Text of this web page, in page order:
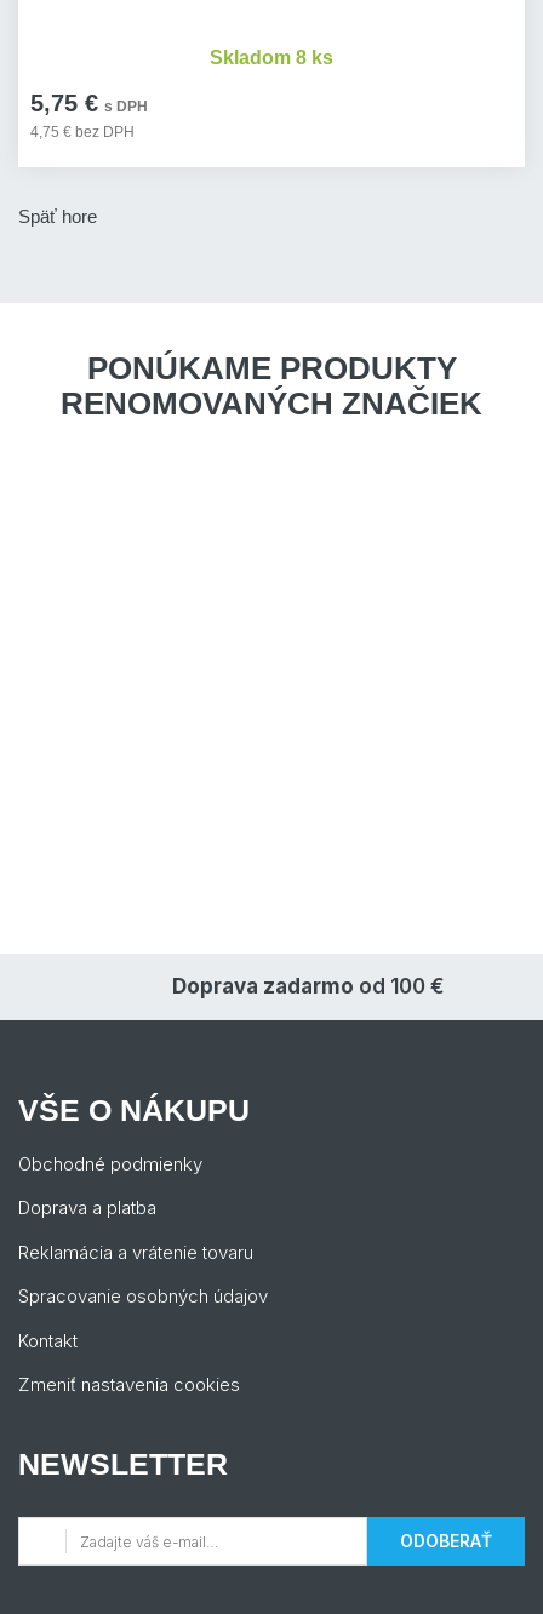
5,75 € s DPH
4,75 € bez DPH
Skladom 8 ks
Späť hore
PONÚKAME PRODUKTY
RENOMOVANÝCH ZNAČIEK
Doprava zadarmo od 100 €
VŠE O NÁKUPU
Obchodné podmienky
Doprava a platba
Reklamácia a vrátenie tovaru
Spracovanie osobných údajov
Kontakt
Zmeniť nastavenia cookies
NEWSLETTER
ODOBERAŤ